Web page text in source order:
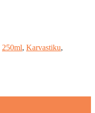
250ml, Karvastiku,